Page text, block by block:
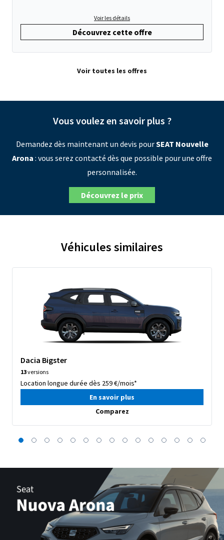
Voir les détails
Découvrez cette offre
Voir toutes les offres
Vous voulez en savoir plus ?
Demandez dès maintenant un devis pourSEAT Nouvelle
Arona : vous serez contacté dès que possible pour une offre
personnalisée.
Découvrez le prix
Véhicules similaires
Dacia Bigster
13versions
Location longue durée dès 259 €/mois*
En savoir plus
Comparez